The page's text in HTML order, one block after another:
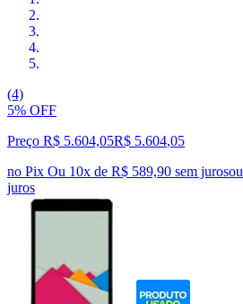
(4)
5% OFF
Preço R$ 5.604,05R$ 5.604,05
no Pix Ou 10x de R$ 589,90 sem jurosou
juros